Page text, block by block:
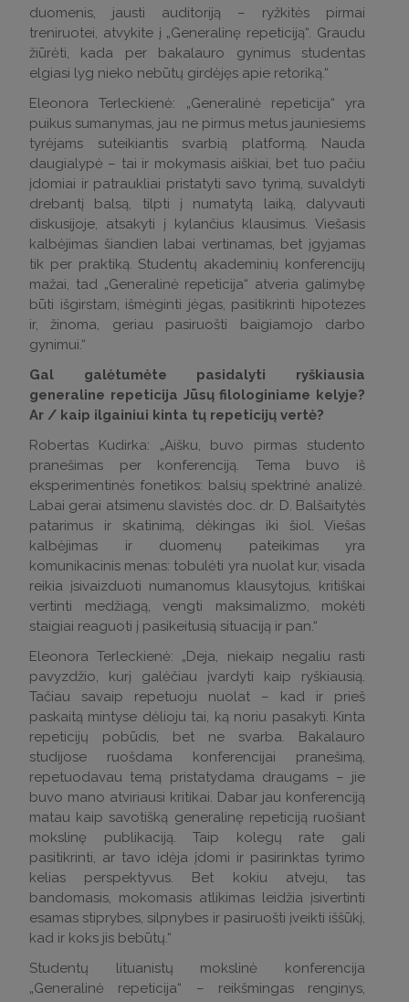
duomenis, jausti auditoriją – ryžkitės pirmai
treniruotei, atvykite į „Generalinę repeticiją“. Graudu
žiūrėti, kada per bakalauro gynimus studentas
elgiasi lyg nieko nebūtų girdėjęs apie retoriką.“
Eleonora Terleckienė: „Generalinė repeticija“ yra
puikus sumanymas, jau ne pirmus metus jauniesiems
tyrėjams suteikiantis svarbią platformą. Nauda
daugialypė – tai ir mokymasis aiškiai, bet tuo pačiu
įdomiai ir patraukliai pristatyti savo tyrimą, suvaldyti
drebantį balsą, tilpti į numatytą laiką, dalyvauti
diskusijoje, atsakyti į kylančius klausimus. Viešasis
kalbėjimas šiandien labai vertinamas, bet įgyjamas
tik per praktiką. Studentų akademinių konferencijų
mažai, tad „Generalinė repeticija“ atveria galimybę
būti išgirstam, išmėginti jėgas, pasitikrinti hipotezes
ir, žinoma, geriau pasiruošti baigiamojo darbo
gynimui.“
Gal galėtumėte pasidalyti ryškiausia
generaline repeticija Jūsų filologiniame kelyje?
Ar / kaip ilgainiui kinta tų repeticijų vertė?
Robertas Kudirka: „Aišku, buvo pirmas studento
pranešimas per konferenciją. Tema buvo iš
eksperimentinės fonetikos: balsių spektrinė analizė.
Labai gerai atsimenu slavistės doc. dr. D. Balšaitytės
patarimus ir skatinimą, dėkingas iki šiol. Viešas
kalbėjimas ir duomenų pateikimas yra
komunikacinis menas: tobulėti yra nuolat kur, visada
reikia įsivaizduoti numanomus klausytojus, kritiškai
vertinti medžiagą, vengti maksimalizmo, mokėti
staigiai reaguoti į pasikeitusią situaciją ir pan.“
Eleonora Terleckienė: „Deja, niekaip negaliu rasti
pavyzdžio, kurį galėčiau įvardyti kaip ryškiausią.
Tačiau savaip repetuoju nuolat – kad ir prieš
paskaitą mintyse dėlioju tai, ką noriu pasakyti. Kinta
repeticijų pobūdis, bet ne svarba. Bakalauro
studijose ruošdama konferencijai pranešimą,
repetuodavau temą pristatydama draugams – jie
buvo mano atviriausi kritikai. Dabar jau konferenciją
matau kaip savotišką generalinę repeticiją ruošiant
mokslinę publikaciją. Taip kolegų rate gali
pasitikrinti, ar tavo idėja įdomi ir pasirinktas tyrimo
kelias perspektyvus. Bet kokiu atveju, tas
bandomasis, mokomasis atlikimas leidžia įsivertinti
esamas stiprybes, silpnybes ir pasiruošti įveikti iššūkį,
kad ir koks jis bebūtų.“
Studentų lituanistų mokslinė konferencija
„Generalinė repeticija“ – reikšmingas renginys,